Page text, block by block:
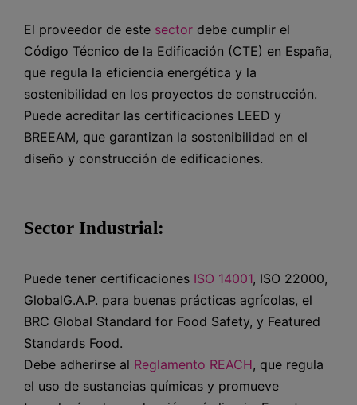
El proveedor de este sector debe cumplir el
Código Técnico de la Edificación (CTE) en España,
que regula la eficiencia energética y la
sostenibilidad en los proyectos de construcción.
Puede acreditar las certificaciones LEED y
BREEAM, que garantizan la sostenibilidad en el
diseño y construcción de edificaciones.
Sector Industrial:
Puede tener certificaciones ISO 14001, ISO 22000,
GlobalG.A.P. para buenas prácticas agrícolas, el
BRC Global Standard for Food Safety, y Featured
Standards Food.
Debe adherirse al Reglamento REACH, que regula
el uso de sustancias químicas y promueve